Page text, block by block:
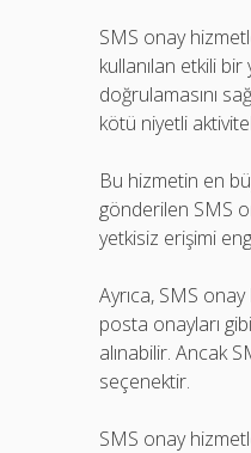
SMS onay
kullanılan etkili
doğrulamasını
kötü niyetli
Bu hizmetin en
gönderilen SMS
yetkisiz erişimi
Ayrıca, SMS
posta onayları
alınabilir. Ancak
seçenektir.
SMS onay